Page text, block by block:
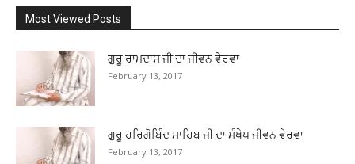
Most Viewed Posts
ਗੁਰੂ ਰਾਮਦਾਸ ਜੀ ਦਾ ਜੀਵਨ ਵੇਰਵਾ
February 13, 2017
ਗੁਰੂ ਹਰਿਗੋਬਿੰਦ ਸਾਹਿਬ ਜੀ ਦਾ ਸੰਖੇਪ ਜੀਵਨ ਵੇਰਵਾ
February 13, 2017